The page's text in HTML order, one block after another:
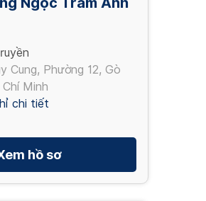
Cung, Phường 12, Gò
Minh
chi tiết
hồ sơ